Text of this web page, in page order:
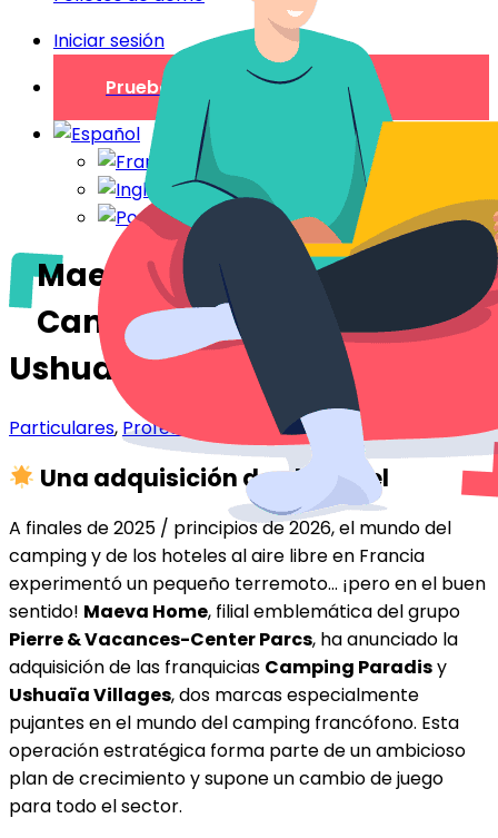
Iniciar sesión
Prueba gratuita
Maeva Home adquiere
Camping Paradis y
Ushuaïa Villages
Particulares, Profesionales
Una adquisición de alto nivel
A finales de 2025 / principios de 2026, el mundo del
camping y de los hoteles al aire libre en Francia
experimentó un pequeño terremoto… ¡pero en el buen
sentido! Maeva Home, filial emblemática del grupo
Pierre & Vacances-Center Parcs, ha anunciado la
adquisición de las franquicias Camping Paradisy
Ushuaïa Villages, dos marcas especialmente
pujantes en el mundo del camping francófono. Esta
operación estratégica forma parte de un ambicioso
plan de crecimiento y supone un cambio de juego
para todo el sector.